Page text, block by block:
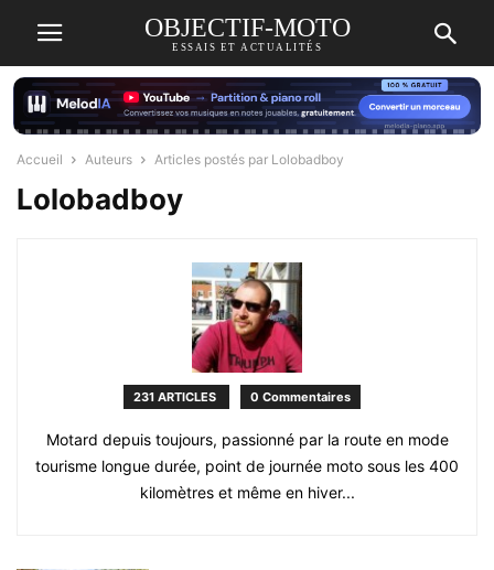
OBJECTIF-MOTO
ESSAIS ET ACTUALITÉS
Accueil Auteurs Articles postés par Lolobadboy
Lolobadboy
231 ARTICLES 0 Commentaires
Motard depuis toujours, passionné par la route en mode
tourisme longue durée, point de journée moto sous les 400
kilomètres et même en hiver...